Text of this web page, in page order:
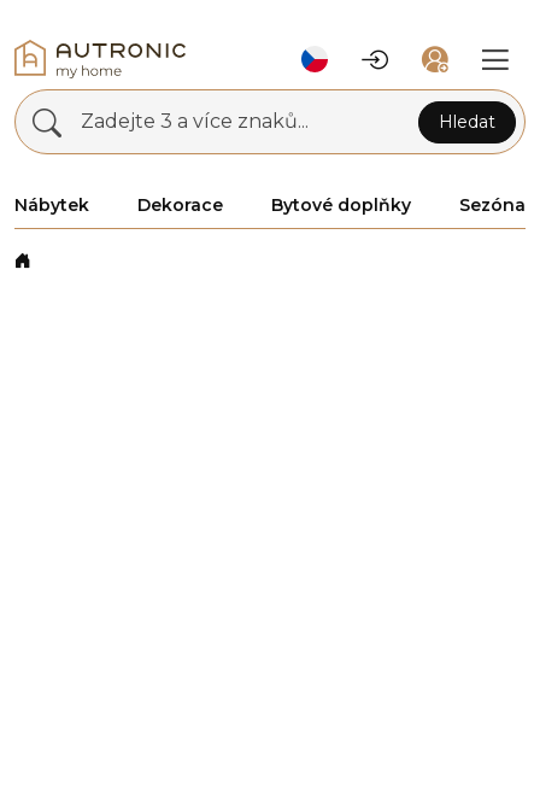
Zadejte 3 a více znaků... Hledat
Nábytek Dekorace Bytové doplňky Sezóna